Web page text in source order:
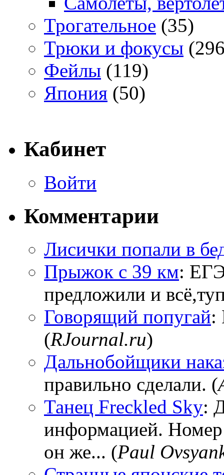
Трогательное (35)
Трюки и фокусы
Фейлы (119)
Япония (50)
Кабинет
Войти
Комментарии
Лисички попали в
Прыжок с 39 км:
предложили и
Говорящий попугай:
(RJournal.ru)
Дальнобойщики
правильно сделали. (
Танец Freckled Sky:
информацией.
он же... (Paul